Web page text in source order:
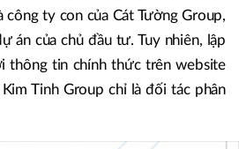
công ty con của Cát Tường Group,
án của chủ đầu tư. Tuy nhiên, lập
thông tin chính thức trên website
Tinh Group chỉ là đối tác phân